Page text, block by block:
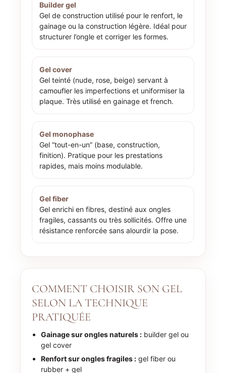
Builder gel
Gel de construction utilisé pour le renfort, le
gainage ou la construction légère. Idéal pour
structurer l’ongle et corriger les formes.
Gel cover
Gel teinté (nude, rose, beige) servant à
camoufler les imperfections et uniformiser la
plaque. Très utilisé en gainage et french.
Gel monophase
Gel “tout-en-un” (base, construction,
finition). Pratique pour les prestations
rapides, mais moins modulable.
Gel fiber
Gel enrichi en fibres, destiné aux ongles
fragiles, cassants ou très sollicités. Offre une
résistance renforcée sans alourdir la pose.
COMMENT CHOISIR SON GEL
SELON LA TECHNIQUE
PRATIQUÉE
Gainage sur ongles naturels : builder gel ou
gel cover
Renfort sur ongles fragiles : gel fiber ou
rubber + gel